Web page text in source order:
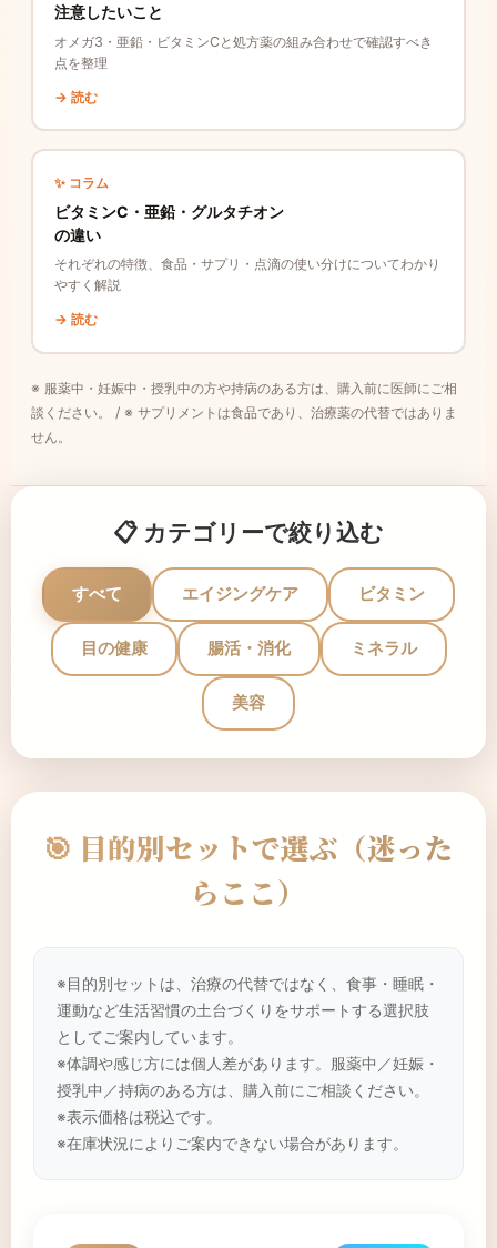
注意したいこと
オメガ3・亜鉛・ビタミンCと処方薬の組み合わせで確認すべき
点を整理
→ 読む
✨ コラム
ビタミンC・亜鉛・グルタチオン
の違い
それぞれの特徴、食品・サプリ・点滴の使い分けについてわかり
やすく解説
→ 読む
※ 服薬中・妊娠中・授乳中の方や持病のある方は、購入前に医師にご相
談ください。 / ※ サプリメントは食品であり、治療薬の代替ではありま
せん。
📋 カテゴリーで絞り込む
すべて エイジングケア ビタミン
目の健康 腸活・消化 ミネラル
美容
🎯 目的別セットで選ぶ（迷った
らここ）
※目的別セットは、治療の代替ではなく、食事・睡眠・
運動など生活習慣の土台づくりをサポートする選択肢
としてご案内しています。
※体調や感じ方には個人差があります。服薬中／妊娠・
授乳中／持病のある方は、購入前にご相談ください。
※表示価格は税込です。
※在庫状況によりご案内できない場合があります。